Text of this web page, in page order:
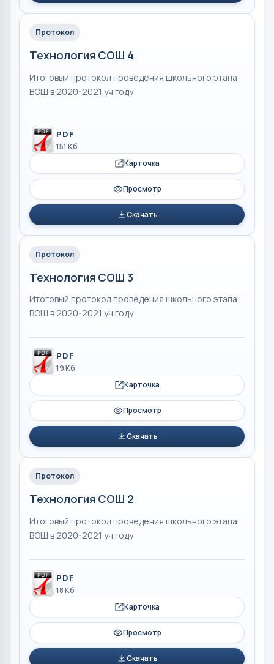
Протокол
Технология СОШ 4
Итоговый протокол проведения школьного этапа
ВОШ в 2020-2021 уч.году
PDF
151 Кб
Карточка
Просмотр
Скачать
Протокол
Технология СОШ 3
Итоговый протокол проведения школьного этапа
ВОШ в 2020-2021 уч.году
PDF
19 Кб
Карточка
Просмотр
Скачать
Протокол
Технология СОШ 2
Итоговый протокол проведения школьного этапа
ВОШ в 2020-2021 уч.году
PDF
18 Кб
Карточка
Просмотр
Скачать